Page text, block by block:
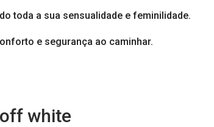
toda a sua sensualidade e feminilidade.
e segurança ao caminhar.
white